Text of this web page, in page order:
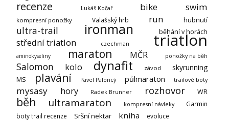
recenze Lukáš Kočař bike swim
kompresní ponožky Valašský hrb run hubnutí
ultra-trail ironman běhání v horách
střední triatlon czechman triatlon
aminokyseliny maraton MČR ponožky na běh
Salomon kolo dynafit závod skyrunning
MS plavání Pavel Paloncý půlmaraton trailové boty
mysasy hory Radek Brunner rozhovor WR
běh ultramaraton kompresní návleky
Garmin
boty trail recenze
Sršní nektar kniha evoluce